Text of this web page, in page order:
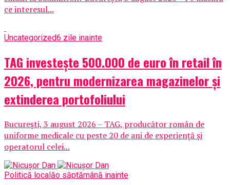
ce interesul...
Uncategorized6 zile inainte
TAG investește 500.000 de euro în retail în
2026, pentru modernizarea magazinelor și
extinderea portofoliului
București, 3 august 2026 – TAG, producător român de
uniforme medicale cu peste 20 de ani de experiență și
operatorul celei...
Politică localăo săptămână inainte